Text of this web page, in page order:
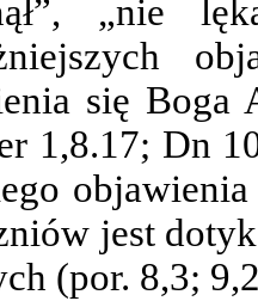
„nie
się Boga
1,8.17; Dn
jest
(por. 8,3;